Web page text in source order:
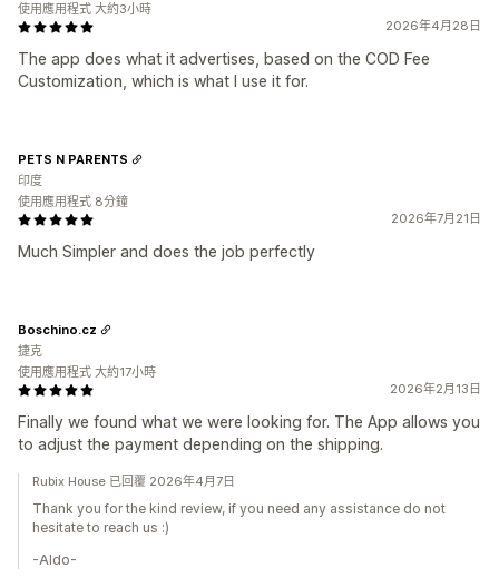
2026年4月28日
The app does what it advertises, based on the COD Fee
Customization, which is what I use it for.
使用應用程式 大約3小時
2026年7月21日
Much Simpler and does the job perfectly
PETS N PARENTS
印度
使用應用程式 8分鐘
2026年2月13日
Finally we found what we were looking for. The App allows you
to adjust the payment depending on the shipping.
Boschino.cz
捷克
使用應用程式 大約17小時
Rubix House 已回覆 2026年4月7日
Thank you for the kind review, if you need any assistance do not
hesitate to reach us :)
-Aldo-